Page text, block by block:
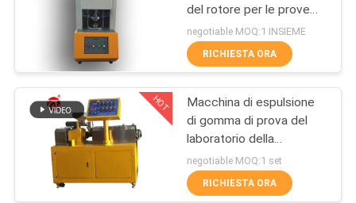
NOI
DELLA
FABBRICA
Macchina di
vulcanizzazione
della stampa
43
del rotore per le prove
della gomma
negotiable MOQ:1 INSIEME
RICHIESTA ORA
HOT
Macchina di espulsione
di gomma di prova del
laboratorio della
macchina della vite di
gomma del gemello per
PA del PC del PVC
negotiable MOQ:1 set
RICHIESTA ORA